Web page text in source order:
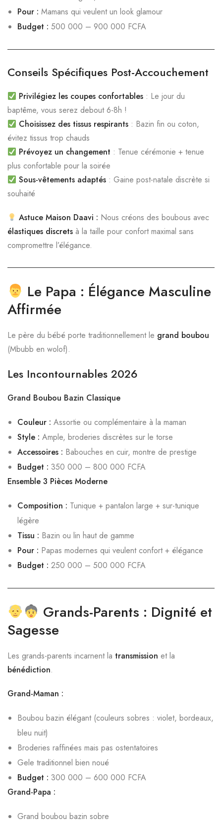
Pour : Mamans qui veulent un look glamour
Budget : 500 000 – 900 000 FCFA
Conseils Spécifiques Post-Accouchement
Privilégiez les coupes confortables : Le jour du
baptême, vous serez debout 6-8h !
Choisissez des tissus respirants : Bazin fin ou coton,
évitez tissus trop chauds
Prévoyez un changement : Tenue cérémonie + tenue
plus confortable pour la soirée
Sous-vêtements adaptés : Gaine post-natale discrète si
souhaité
Astuce Maison Daavi : Nous créons des boubous avec
élastiques discrets à la taille pour confort maximal sans
compromettre l’élégance.
Le Papa : Élégance Masculine
Affirmée
Le père du bébé porte traditionnellement le grand boubou
(Mbubb en wolof).
Les Incontournables 2026
Grand Boubou Bazin Classique
Couleur : Assortie ou complémentaire à la maman
Style : Ample, broderies discrètes sur le torse
Accessoires : Babouches en cuir, montre de prestige
Budget : 350 000 – 800 000 FCFA
Ensemble 3 Pièces Moderne
Composition : Tunique + pantalon large + sur-tunique
légère
Tissu : Bazin ou lin haut de gamme
Pour : Papas modernes qui veulent confort + élégance
Budget : 250 000 – 500 000 FCFA
Grands-Parents : Dignité et
Sagesse
Les grands-parents incarnent la transmission et la
bénédiction.
Grand-Maman :
Boubou bazin élégant (couleurs sobres : violet, bordeaux,
bleu nuit)
Broderies raffinées mais pas ostentatoires
Gele traditionnel bien noué
Budget : 300 000 – 600 000 FCFA
Grand-Papa :
Grand boubou bazin sobre